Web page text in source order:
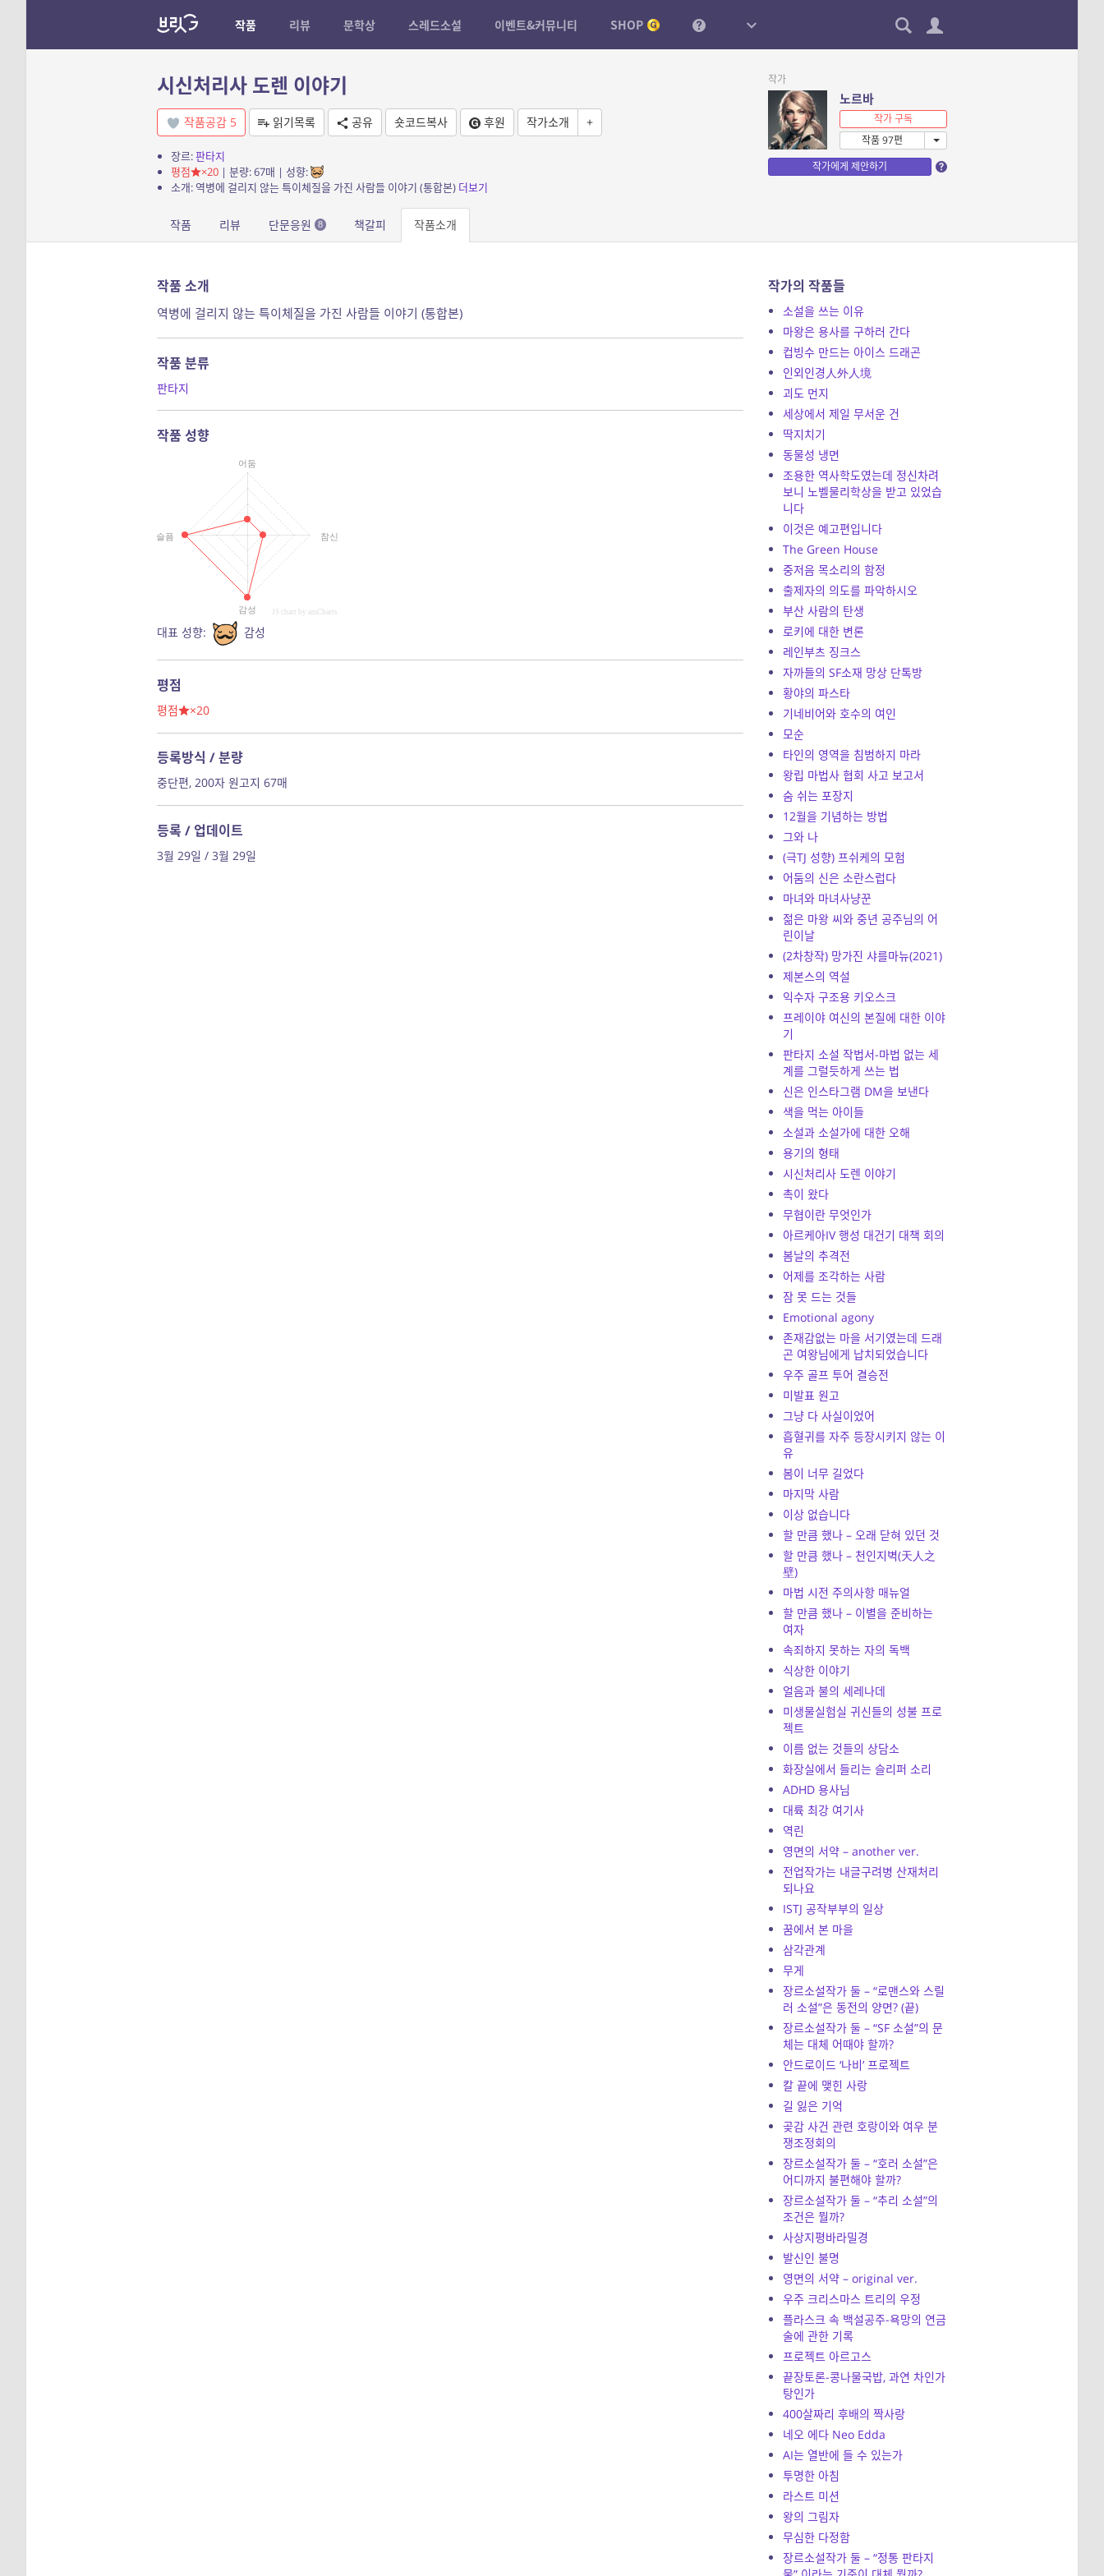
작품 리뷰 문학상 스레드소설 이벤트&커뮤니티 SHOP
시신처리사 도렌 이야기
작품공감 5 읽기목록 공유 숏코드복사 후원 작가소개 +
장르:판타지
평점
×20| 분량: 67매 | 성향:
소개: 역병에 걸리지 않는 특이체질을 가진 사람들 이야기 (통합본) 더보기
작가
노르바
작가 구독
작품 97편
작가에게 제안하기
작품 리뷰 단문응원 8 책갈피 작품소개
작품 소개
역병에 걸리지 않는 특이체질을 가진 사람들 이야기 (통합본)
작품 분류
판타지
작품 성향
어둠
참신
감성
슬픔
JS chart by amCharts
대표 성향: 감성
평점
평점 ×20
등록방식 / 분량
중단편, 200자 원고지 67매
등록 / 업데이트
3월 29일 / 3월 29일
작가의 작품들
소설을 쓰는 이유
마왕은 용사를 구하러 간다
컵빙수 만드는 아이스 드래곤
인외인경人外人境
괴도 먼지
세상에서 제일 무서운 건
딱지치기
동물성 냉면
조용한 역사학도였는데 정신차려
보니 노벨물리학상을 받고 있었습
니다
이것은 예고편입니다
The Green House
중저음 목소리의 함정
출제자의 의도를 파악하시오
부산 사람의 탄생
로키에 대한 변론
레인부츠 징크스
자까들의 SF소재 망상 단톡방
황야의 파스타
기네비어와 호수의 여인
모순
타인의 영역을 침범하지 마라
왕립 마법사 협회 사고 보고서
숨 쉬는 포장지
12월을 기념하는 방법
그와 나
(극TJ 성향) 프쉬케의 모험
어둠의 신은 소란스럽다
마녀와 마녀사냥꾼
젊은 마왕 씨와 중년 공주님의 어
린이날
(2차창작) 망가진 샤를마뉴(2021)
제본스의 역설
익수자 구조용 키오스크
프레이야 여신의 본질에 대한 이야
기
판타지 소설 작법서-마법 없는 세
계를 그럴듯하게 쓰는 법
신은 인스타그램 DM을 보낸다
색을 먹는 아이들
소설과 소설가에 대한 오해
용기의 형태
시신처리사 도렌 이야기
촉이 왔다
무협이란 무엇인가
아르케아IV 행성 대건기 대책 회의
봄날의 추격전
어제를 조각하는 사람
잠 못 드는 것들
Emotional agony
존재감없는 마을 서기였는데 드래
곤 여왕님에게 납치되었습니다
우주 골프 투어 결승전
미발표 원고
그냥 다 사실이었어
흡혈귀를 자주 등장시키지 않는 이
유
봄이 너무 길었다
마지막 사람
이상 없습니다
할 만큼 했나 – 오래 닫혀 있던 것
할 만큼 했나 – 천인지벽(天人之
壁)
마법 시전 주의사항 매뉴얼
할 만큼 했나 – 이별을 준비하는
여자
속죄하지 못하는 자의 독백
식상한 이야기
얼음과 불의 세레나데
미생물실험실 귀신들의 성불 프로
젝트
이름 없는 것들의 상담소
화장실에서 들리는 슬리퍼 소리
ADHD 용사님
대륙 최강 여기사
역린
영면의 서약 – another ver.
전업작가는 내글구려병 산재처리
되나요
ISTJ 공작부부의 일상
꿈에서 본 마을
삼각관계
무게
장르소설작가 둘 – “로맨스와 스릴
러 소설”은 동전의 양면? (끝)
장르소설작가 둘 – “SF 소설”의 문
체는 대체 어때야 할까?
안드로이드 ‘나비’ 프로젝트
칼 끝에 맺힌 사랑
길 잃은 기억
곶감 사건 관련 호랑이와 여우 분
쟁조정회의
장르소설작가 둘 – “호러 소설”은
어디까지 불편해야 할까?
장르소설작가 둘 – “추리 소설”의
조건은 뭘까?
사상지평바라밀경
발신인 불명
영면의 서약 – original ver.
우주 크리스마스 트리의 우정
플라스크 속 백설공주-욕망의 연금
술에 관한 기록
프로젝트 아르고스
끝장토론-콩나물국밥, 과연 차인가
탕인가
400살짜리 후배의 짝사랑
네오 에다 Neo Edda
AI는 열반에 들 수 있는가
투명한 아침
라스트 미션
왕의 그림자
무심한 다정함
장르소설작가 둘 – “정통 판타지